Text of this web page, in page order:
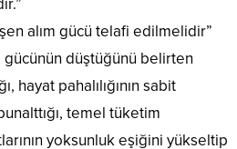
alım gücü telafi edilmelidir”
düştüğünü belirten
hayat pahalılığının sabit
temel tüketim
yoksunluk eşiğini yükseltip